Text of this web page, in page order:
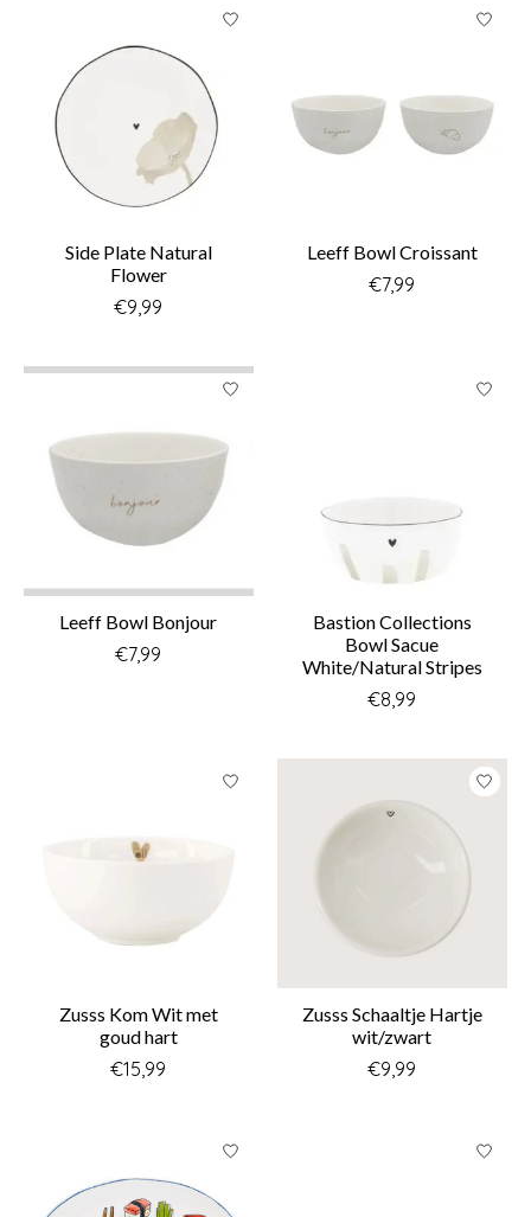
Side Plate Natural
Flower
€9,99
Leeff Bowl Croissant
€7,99
Leeff Bowl Bonjour
€7,99
Bastion Collections
Bowl Sacue
White/Natural Stripes
€8,99
Zusss Kom Wit met
goud hart
€15,99
Zusss Schaaltje Hartje
wit/zwart
€9,99